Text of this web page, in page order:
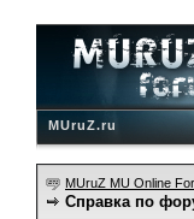
MUruZ.ru
MUruZ MU Online
Справка по